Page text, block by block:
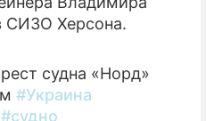
СИЗО Херсона.
судна «Норд»
#Украина
#судно